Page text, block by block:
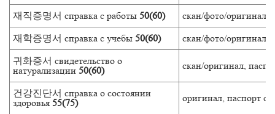
재직증명서 справка с работы 50(60)
скан/фото/оригинал,
재학증명서 справка с учебы 50(60)
скан/фото/оригинал,
귀화증서 свидетельство о
натурализации 50(60) скан/оригинал,
건강진단서 справка о состоянии
здоровья 55(75) оригинал, паспорт